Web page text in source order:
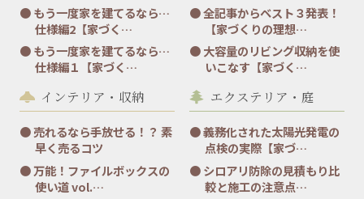
もう一度家を建てるなら…
仕様編2【家づく…
もう一度家を建てるなら…
仕様編１【家づく…
全記事からベスト３発表！
【家づくりの理想…
大容量のリビング収納を使
いこなす【家づく…
インテリア・収納
売れるなら手放せる！？ 素
早く売るコツ
万能！ファイルボックスの
使い道 vol.…
エクステリア・庭
義務化された太陽光発電の
点検の実際【家づ…
シロアリ防除の見積もり比
較と施工の注意点…